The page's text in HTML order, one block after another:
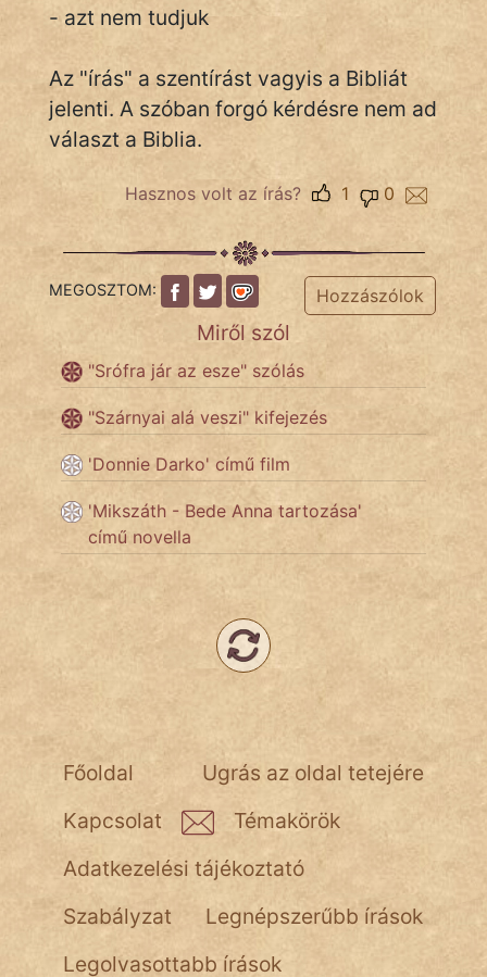
IRODALOM
SZÓLÁS
KÖZMONDÁS
ZENE
ÉLETMÓD
MAGYARSÁG
És
TÖRTÉNELEM
Népszerű szerzőink:
Jób Gedeon
Láron Ádám
mikkamakka
vörös ördög
nagyöreg
- azt nem tudjuk
Az "írás" a szentírást vagyis a Bibliát
jelenti. A szóban forgó kérdésre nem ad
választ a Biblia.
Hasznos volt az írás? 0
1
MEGOSZTOM: Hozzászólok
Miről szól
"Srófra jár az esze" szólás
"Szárnyai alá veszi" kifejezés
'Donnie Darko' című film
'Mikszáth - Bede Anna tartozása'
című novella
Ugrás az oldal tetejére
Főoldal
Kapcsolat
Témakörök
Adatkezelési tájékoztató
Szabályzat
Legnépszerűbb írások
Legolvasottabb írások